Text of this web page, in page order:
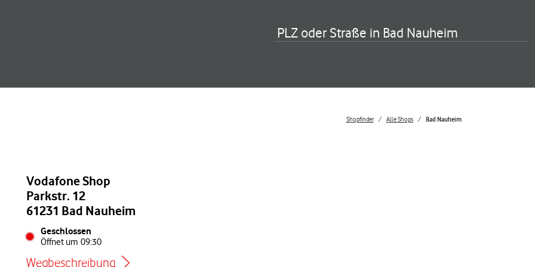
PLZ oder Straße in Bad Nauheim
Shopfinder Alle Shops Bad Nauheim
Vodafone Shop
Parkstr. 12
61231 Bad Nauheim
Geschlossen
Öffnet um 09:30
Wegbeschreibung